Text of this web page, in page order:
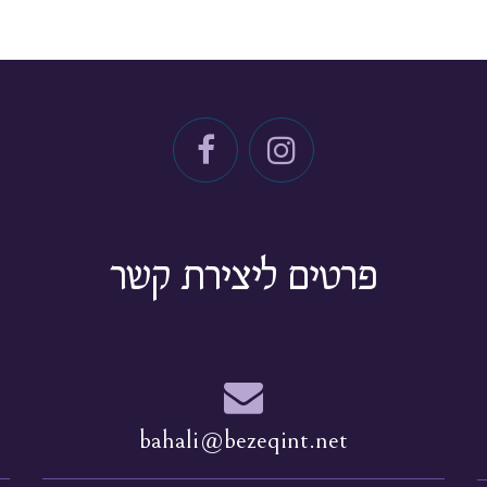
פרטים ליצירת קשר
bahali@bezeqint.net